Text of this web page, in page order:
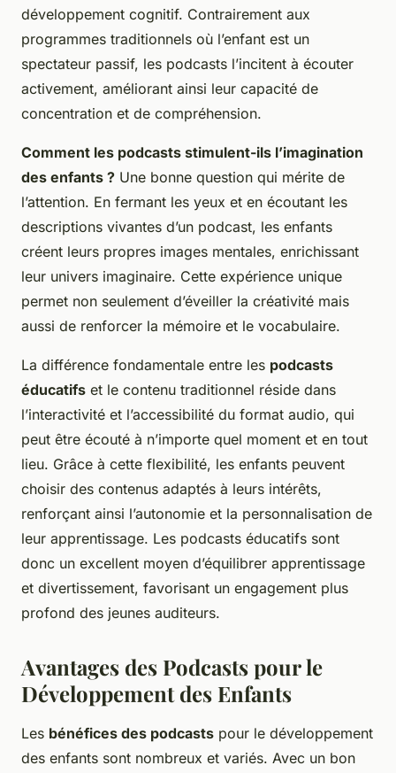
développement cognitif. Contrairement aux
programmes traditionnels où l’enfant est un
spectateur passif, les podcasts l’incitent à écouter
activement, améliorant ainsi leur capacité de
concentration et de compréhension.
Comment les podcasts stimulent-ils l’imagination
des enfants ? Une bonne question qui mérite de
l’attention. En fermant les yeux et en écoutant les
descriptions vivantes d’un podcast, les enfants
créent leurs propres images mentales, enrichissant
leur univers imaginaire. Cette expérience unique
permet non seulement d’éveiller la créativité mais
aussi de renforcer la mémoire et le vocabulaire.
La différence fondamentale entre les podcasts
éducatifs et le contenu traditionnel réside dans
l’interactivité et l’accessibilité du format audio, qui
peut être écouté à n’importe quel moment et en tout
lieu. Grâce à cette flexibilité, les enfants peuvent
choisir des contenus adaptés à leurs intérêts,
renforçant ainsi l’autonomie et la personnalisation de
leur apprentissage. Les podcasts éducatifs sont
donc un excellent moyen d’équilibrer apprentissage
et divertissement, favorisant un engagement plus
profond des jeunes auditeurs.
Avantages des Podcasts pour le
Développement des Enfants
Les bénéfices des podcasts pour le développement
des enfants sont nombreux et variés. Avec un bon